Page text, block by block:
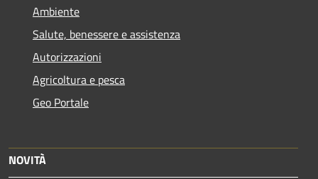
Ambiente
Salute, benessere e assistenza
Autorizzazioni
Agricoltura e pesca
Geo Portale
NOVITÀ